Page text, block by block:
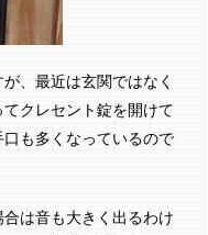
、最近は玄関ではなく
クレセント錠を開けて
も多くなっているので
は音も大きく出るわけ